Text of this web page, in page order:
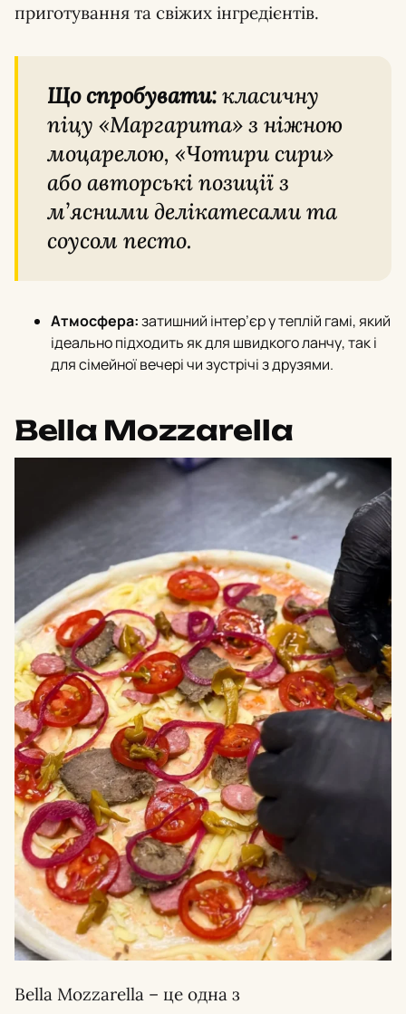
приготування та свіжих інгредієнтів.
Що спробувати:класичну
піцу «Маргарита» з ніжною
моцарелою, «Чотири сири»
або авторські позиції з
м’ясними делікатесами та
соусом песто.
Атмосфера:затишний інтер’єр у теплій гамі, який
ідеально підходить як для швидкого ланчу, так і
для сімейної вечері чи зустрічі з друзями.
Bella Mozzarella
Bella Mozzarella – це одна з